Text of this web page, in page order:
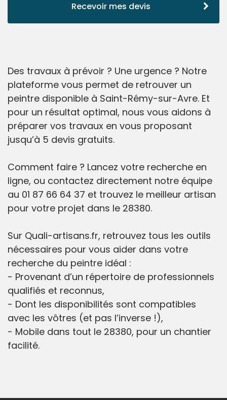
Recevoir mes devis
Des travaux à prévoir ? Une urgence ? Notre
plateforme vous permet de retrouver un
peintre disponible à Saint-Rémy-sur-Avre. Et
pour un résultat optimal, nous vous aidons à
préparer vos travaux en vous proposant
jusqu’à 5 devis gratuits.
Comment faire ? Lancez votre recherche en
ligne, ou contactez directement notre équipe
au 01 87 66 64 37 et trouvez le meilleur artisan
pour votre projet dans le 28380.
Sur Quali-artisans.fr, retrouvez tous les outils
nécessaires pour vous aider dans votre
recherche du peintre idéal :
- Provenant d’un répertoire de professionnels
qualifiés et reconnus,
- Dont les disponibilités sont compatibles
avec les vôtres (et pas l’inverse !),
- Mobile dans tout le 28380, pour un chantier
facilité.